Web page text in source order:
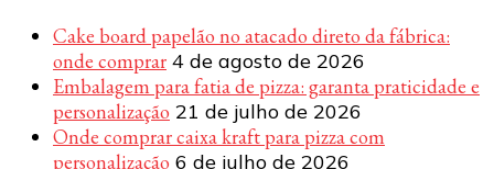
Cake board papelão no atacado direto da fábrica:
onde comprar 4 de agosto de 2026
Embalagem para fatia de pizza: garanta praticidade e
personalização 21 de julho de 2026
Onde comprar caixa kraft para pizza com
personalização 6 de julho de 2026